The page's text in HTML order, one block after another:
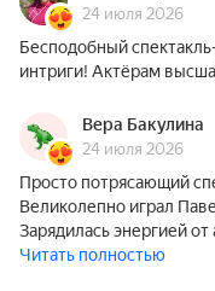
24 июля 2026
Бесподобный
интриги! Актёрам
Вера Бакулина
24 июля 2026
Просто потрясающий
Великолепно играл
Зарядилась энергией от
Читать полностью